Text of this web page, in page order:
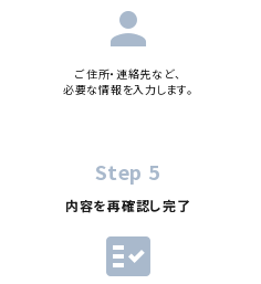
person
ご住所・連絡先など、
必要な情報を入力します。
Step 5
内容を再確認し完了
fact_check